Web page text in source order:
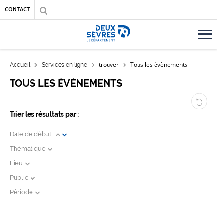
Aller au contenu principal
Aller au menu
Aller à la recherche
CONTACT
Accueil département des Deux-Sèvres
FIL D'ARIANE
Accueil Services en ligne trouver Tous les évènements
TOUS LES ÉVÈNEMENTS
Trier les résultats par :
Date de début
Thématique
Lieu
Public
Période